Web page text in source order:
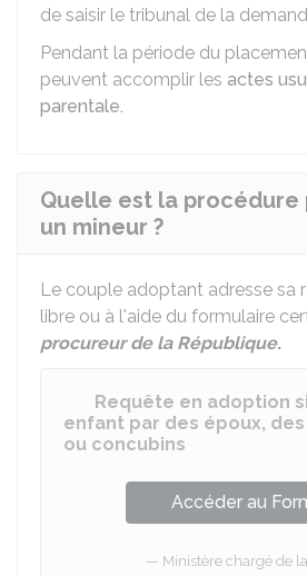
de saisir le tribunal de la
Pendant la période du
peuvent accomplir les actes
parentale.
Quelle est la procédure
un mineur ?
Le couple adoptant adresse sa
libre ou à l'aide du formulaire
procureur de la République.
Requête en adoption
enfant par des époux,
ou concubins
Accéder au
Ministère chargé de